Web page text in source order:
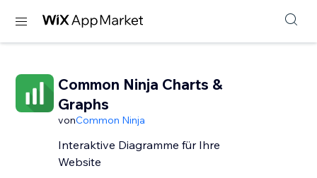
Common Ninja Charts &
Graphs
vonCommon Ninja
Interaktive Diagramme für Ihre
Website